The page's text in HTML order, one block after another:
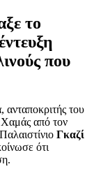
το
που
του
από τον
Γκαζί
ότι